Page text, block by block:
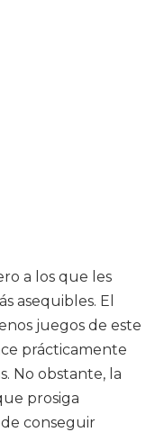
a los que les
asequibles. El
juegos de este
prácticamente
No obstante, la
prosiga
conseguir